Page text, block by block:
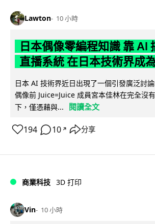
Lawton 10 小時
日本偶像零編程知識 靠 AI
直播系統 在日本技術界成
日本 AI 技術界近日出現了一個引發廣泛討
偶像前 Juice=Juice 成員宮本佳林在完全沒
下，僅憑藉與...
閱讀全文
194 10 ↗ 分享
商業科技 3D 打印
Vin 10 小時